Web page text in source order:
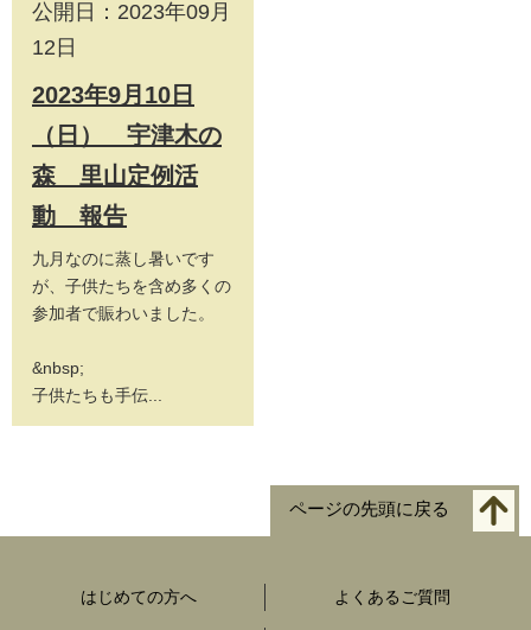
公開日：2023年09月
12日
2023年9月10日
（日） 宇津木の
森 里山定例活
動 報告
九月なのに蒸し暑いです
が、子供たちを含め多くの
参加者で賑わいました。
&nbsp;
子供たちも手伝...
ページの先頭に戻る
はじめての方へ よくあるご質問